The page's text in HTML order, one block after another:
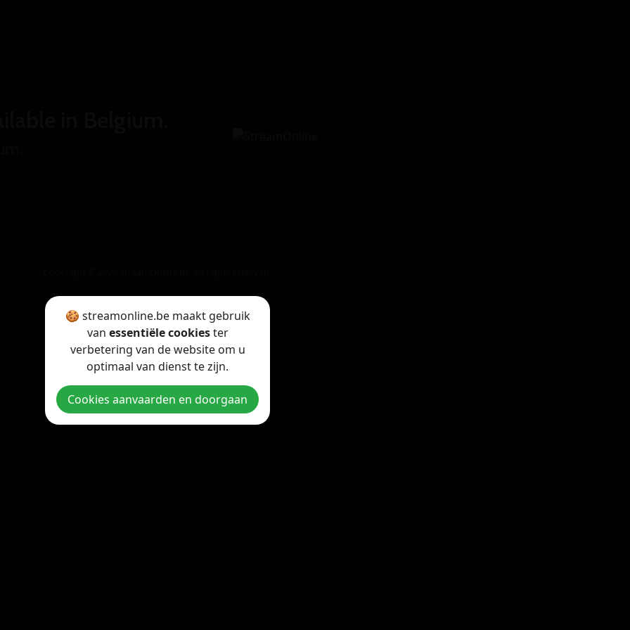
🍪 streamonline.be maakt gebruik
van essentiële cookiester
verbetering van de website om u
optimaal van dienst te zijn.
Cookies aanvaarden en doorgaan